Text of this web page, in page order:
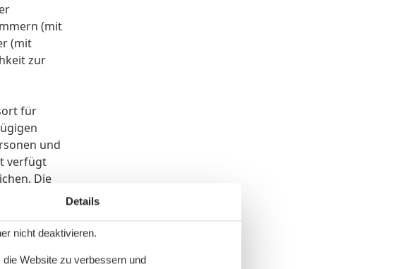
(mit
(mit
zur
für
und
verfügt
Die
und
Details
nicht deaktivieren.
Website zu verbessern und